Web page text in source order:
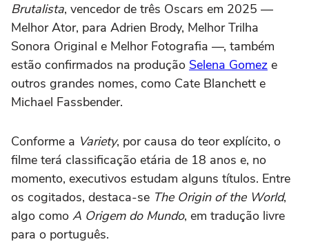
Brutalista, vencedor de três Oscars em 2025 —
Melhor Ator, para Adrien Brody, Melhor Trilha
Sonora Original e Melhor Fotografia —, também
estão confirmados na produção Selena Gomez e
outros grandes nomes, como Cate Blanchett e
Michael Fassbender.
Conforme a Variety, por causa do teor explícito, o
filme terá classificação etária de 18 anos e, no
momento, executivos estudam alguns títulos. Entre
os cogitados, destaca-se The Origin of the World,
algo como A Origem do Mundo, em tradução livre
para o português.